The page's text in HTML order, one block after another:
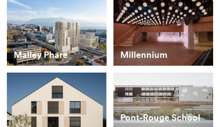
Malley Phare Millennium
Pont-Rouge School